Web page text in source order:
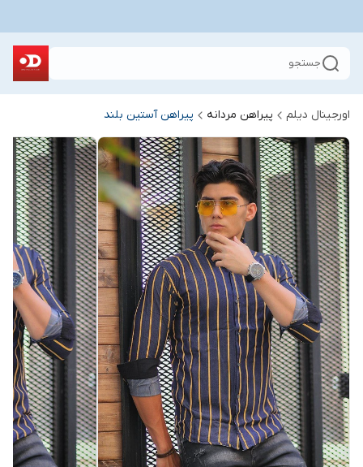
جستجو
اورجینال دیلم پیراهن مردانه پیراهن آستین بلند